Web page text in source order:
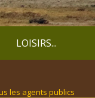
LOISIRS...
les agents publics